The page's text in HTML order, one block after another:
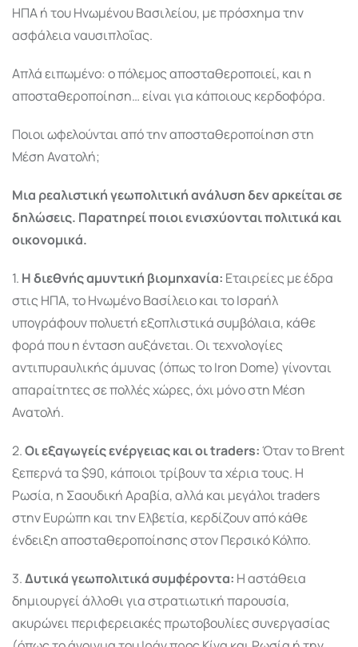
ΗΠΑ ή του Ηνωμένου Βασιλείου, με πρόσχημα την
ασφάλεια ναυσιπλοΐας.
Απλά ειπωμένο: ο πόλεμος αποσταθεροποιεί, και η
αποσταθεροποίηση… είναι για κάποιους κερδοφόρα.
Ποιοι ωφελούνται από την αποσταθεροποίηση στη
Μέση Ανατολή;
Μια ρεαλιστική γεωπολιτική ανάλυση δεν αρκείται σε
δηλώσεις. Παρατηρεί ποιοι ενισχύονται πολιτικά και
οικονομικά.
1. Η διεθνής αμυντική βιομηχανία: Εταιρείες με έδρα
στις ΗΠΑ, το Ηνωμένο Βασίλειο και το Ισραήλ
υπογράφουν πολυετή εξοπλιστικά συμβόλαια, κάθε
φορά που η ένταση αυξάνεται. Οι τεχνολογίες
αντιπυραυλικής άμυνας (όπως το Iron Dome) γίνονται
απαραίτητες σε πολλές χώρες, όχι μόνο στη Μέση
Ανατολή.
2.Οι εξαγωγείς ενέργειας και οι traders:Όταν το Brent
ξεπερνά τα $90, κάποιοι τρίβουν τα χέρια τους. Η
Ρωσία, η Σαουδική Αραβία, αλλά και μεγάλοι traders
στην Ευρώπη και την Ελβετία, κερδίζουν από κάθε
ένδειξη αποσταθεροποίησης στον Περσικό Κόλπο.
3.Δυτικά γεωπολιτικά συμφέροντα: Η αστάθεια
δημιουργεί άλλοθι για στρατιωτική παρουσία,
ακυρώνει περιφερειακές πρωτοβουλίες συνεργασίας